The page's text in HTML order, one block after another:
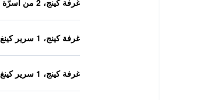
غرفة كينج، 2 من أسرّة الكينغ
غرفة كينج، 1 سرير كينغ
غرفة كينج، 1 سرير كينغ